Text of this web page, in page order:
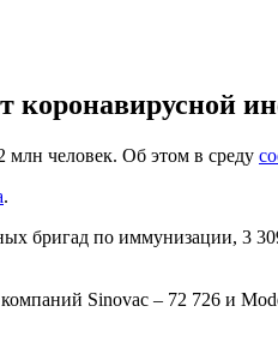
коронавирусной
человек. Об этом в среду
.
бригад по иммунизации, 3
Sinovac – 72 726 и